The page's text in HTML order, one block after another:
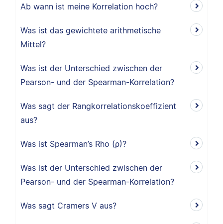
Ab wann ist meine Korrelation hoch?
Was ist das gewichtete arithmetische
Mittel?
Was ist der Unterschied zwischen der
Pearson- und der Spearman-Korrelation?
Was sagt der Rangkorrelationskoeffizient
aus?
Was ist Spearman’s Rho (ρ)?
Was ist der Unterschied zwischen der
Pearson- und der Spearman-Korrelation?
Was sagt Cramers V aus?